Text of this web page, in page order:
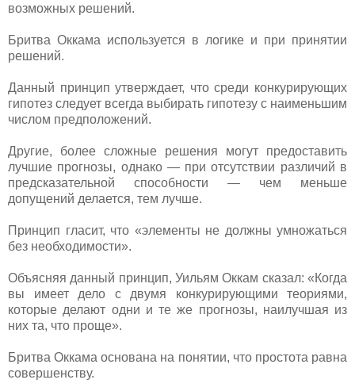
возможных решений.
Бритва Оккама используется в логике и при принятии
решений.
Данный принцип утверждает, что среди конкурирующих
гипотез следует всегда выбирать гипотезу с наименьшим
числом предположений.
Другие, более сложные решения могут предоставить
лучшие прогнозы, однако — при отсутствии различий в
предсказательной способности — чем меньше
допущений делается, тем лучше.
Принцип гласит, что «элементы не должны умножаться
без необходимости».
Объясняя данный принцип, Уильям Оккам сказал: «Когда
вы имеет дело с двумя конкурирующими теориями,
которые делают одни и те же прогнозы, наилучшая из
них та, что проще».
Бритва Оккама основана на понятии, что простота равна
совершенству.